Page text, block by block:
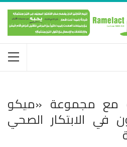
مع مجموعة «ميكو
في الابتكار الصحي